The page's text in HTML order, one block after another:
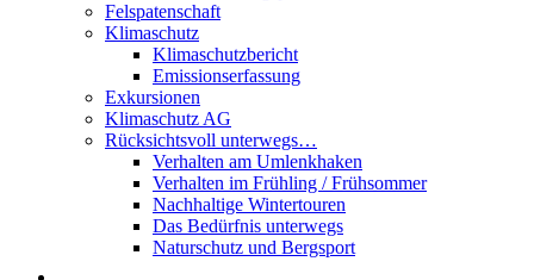
Felspatenschaft
Klimaschutz
Klimaschutzbericht
Emissionserfassung
Exkursionen
Klimaschutz AG
Rücksichtsvoll unterwegs…
Verhalten am Umlenkhaken
Verhalten im Frühling / Frühsommer
Nachhaltige Wintertouren
Das Bedürfnis unterwegs
Naturschutz und Bergsport